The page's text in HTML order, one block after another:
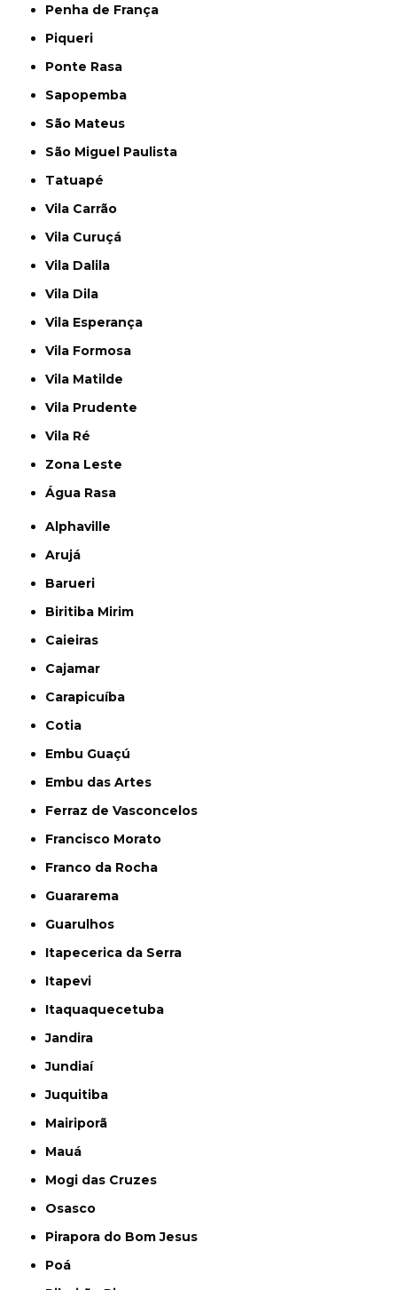
Penha de França
Piqueri
Ponte Rasa
Sapopemba
São Mateus
São Miguel Paulista
Tatuapé
Vila Carrão
Vila Curuçá
Vila Dalila
Vila Dila
Vila Esperança
Vila Formosa
Vila Matilde
Vila Prudente
Vila Ré
Zona Leste
Água Rasa
Alphaville
Arujá
Barueri
Biritiba Mirim
Caieiras
Cajamar
Carapicuíba
Cotia
Embu Guaçú
Embu das Artes
Ferraz de Vasconcelos
Francisco Morato
Franco da Rocha
Guararema
Guarulhos
Itapecerica da Serra
Itapevi
Itaquaquecetuba
Jandira
Jundiaí
Juquitiba
Mairiporã
Mauá
Mogi das Cruzes
Osasco
Pirapora do Bom Jesus
Poá